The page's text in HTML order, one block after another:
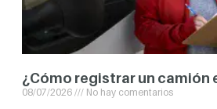
¿Cómo registrar un camión
08/07/2026 No hay comentarios